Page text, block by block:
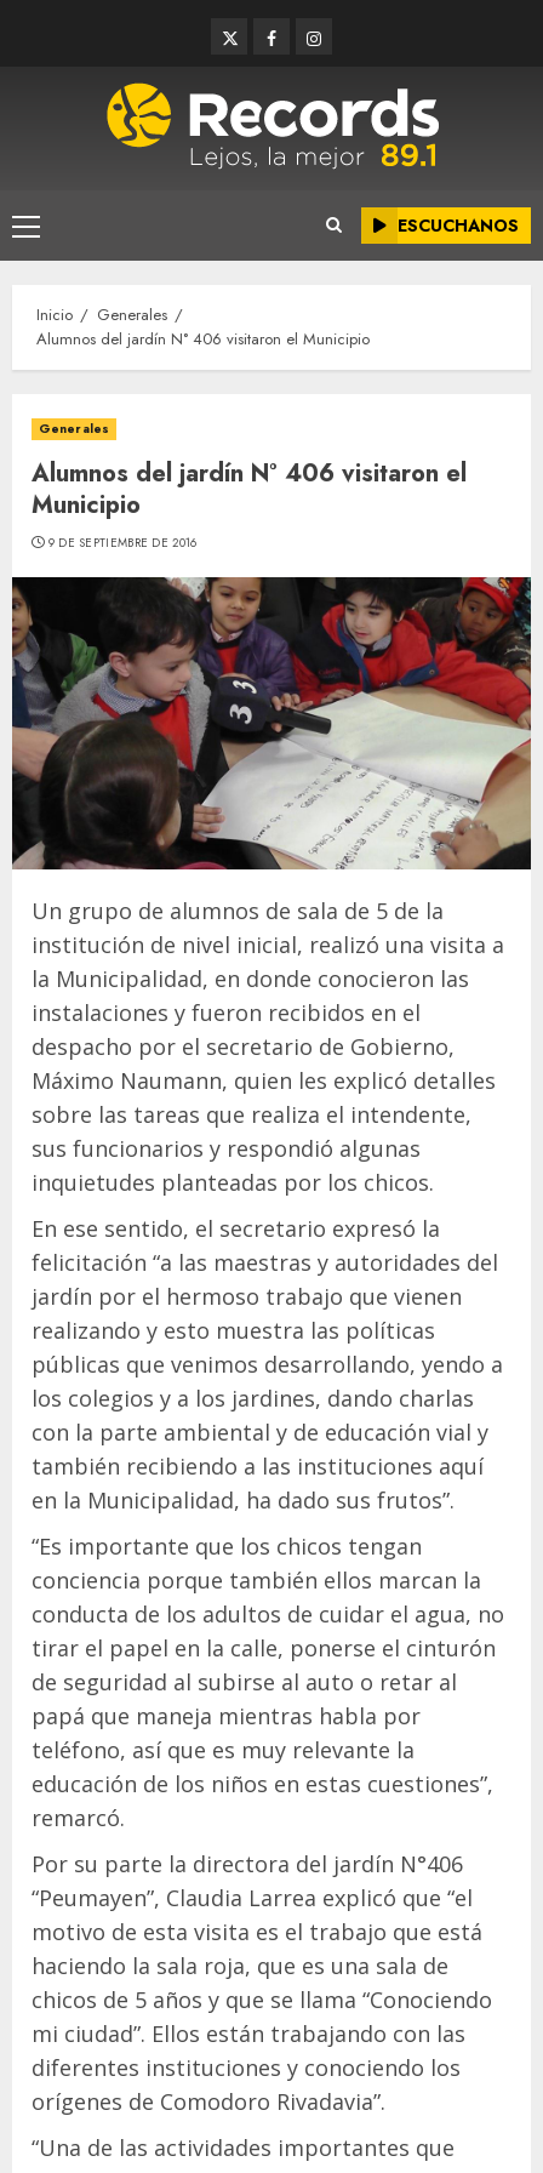
TwitterFacebookInstagram
Menú
principal
ESCUCHANOS
Inicio
Generales
Alumnos del jardín N° 406 visitaron el Municipio
Generales
Alumnos del jardín N° 406 visitaron el
Municipio
9 DE SEPTIEMBRE DE 2016
Un grupo de alumnos de sala de 5 de la
institución de nivel inicial, realizó una visita a
la Municipalidad, en donde conocieron las
instalaciones y fueron recibidos en el
despacho por el secretario de Gobierno,
Máximo Naumann, quien les explicó detalles
sobre las tareas que realiza el intendente,
sus funcionarios y respondió algunas
inquietudes planteadas por los chicos.
En ese sentido, el secretario expresó la
felicitación “a las maestras y autoridades del
jardín por el hermoso trabajo que vienen
realizando y esto muestra las políticas
públicas que venimos desarrollando, yendo a
los colegios y a los jardines, dando charlas
con la parte ambiental y de educación vial y
también recibiendo a las instituciones aquí
en la Municipalidad, ha dado sus frutos”.
“Es importante que los chicos tengan
conciencia porque también ellos marcan la
conducta de los adultos de cuidar el agua, no
tirar el papel en la calle, ponerse el cinturón
de seguridad al subirse al auto o retar al
papá que maneja mientras habla por
teléfono, así que es muy relevante la
educación de los niños en estas cuestiones”,
remarcó.
Por su parte la directora del jardín N°406
“Peumayen”, Claudia Larrea explicó que “el
motivo de esta visita es el trabajo que está
haciendo la sala roja, que es una sala de
chicos de 5 años y que se llama “Conociendo
mi ciudad”. Ellos están trabajando con las
diferentes instituciones y conociendo los
orígenes de Comodoro Rivadavia”.
“Una de las actividades importantes que